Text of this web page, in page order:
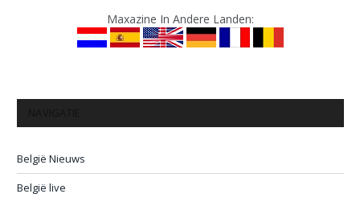
Maxazine In Andere Landen:
België Nieuws
België live